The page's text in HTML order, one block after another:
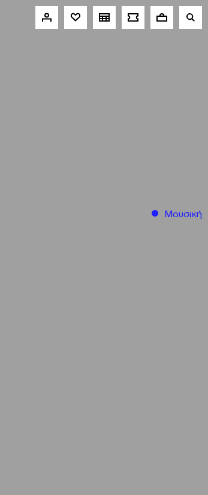
Μουσική